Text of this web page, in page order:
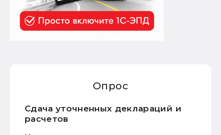
Опрос
Сдача уточненных деклараций и
расчетов